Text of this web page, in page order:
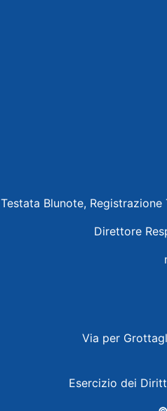
Testata Blunote,
Direttore
Via per
Esercizio dei